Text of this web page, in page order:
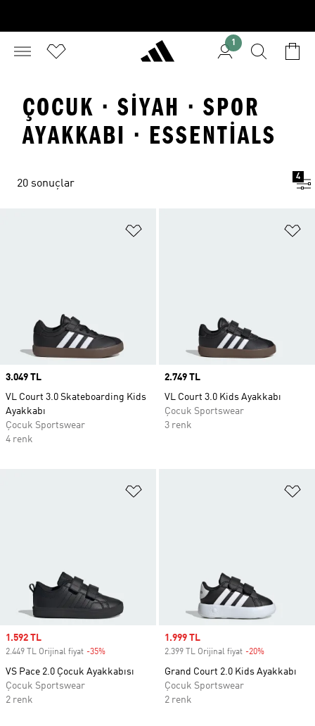
1
ÇOCUK · SIYAH · SPOR
AYAKKABI · ESSENTIALS
20 sonuçlar
4
Price
3.049 TL
VL Court 3.0 Skateboarding Kids
Ayakkabı
Çocuk Sportswear
4 renk
Price
2.749 TL
VL Court 3.0 Kids Ayakkabı
Çocuk Sportswear
3 renk
Sale price
1.592 TL
2.449 TL Orijinal fiyat -35%
VS Pace 2.0 Çocuk Ayakkabısı
Çocuk Sportswear
2 renk
Sale price
1.999 TL
2.399 TL Orijinal fiyat -20%
Grand Court 2.0 Kids Ayakkabı
Çocuk Sportswear
2 renk